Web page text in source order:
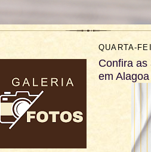
QUARTA-
Confira
em